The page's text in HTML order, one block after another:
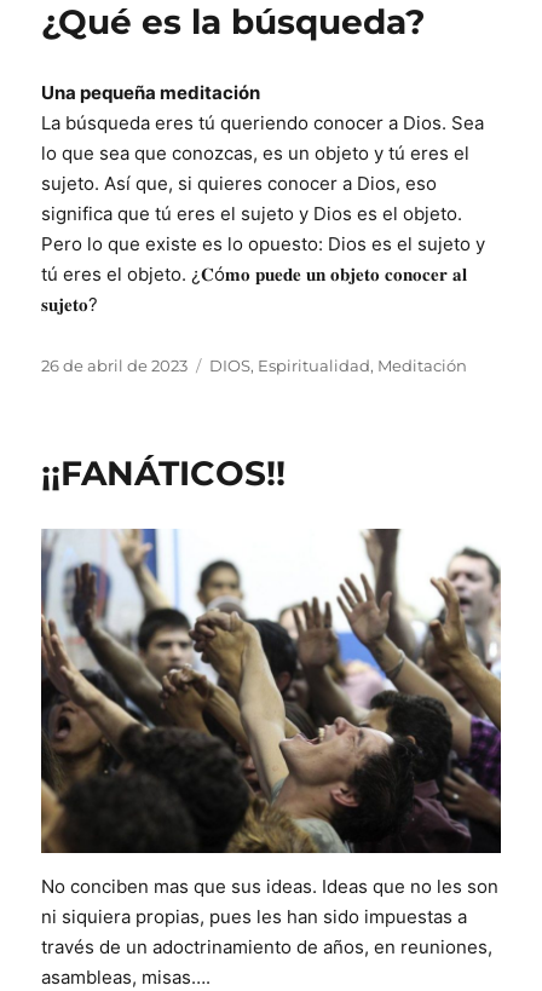
¿Qué es la búsqueda?
Una pequeña meditación
La búsqueda eres tú queriendo conocer a Dios. Sea
lo que sea que conozcas, es un objeto y tú eres el
sujeto. Así que, si quieres conocer a Dios, eso
significa que tú eres el sujeto y Dios es el objeto.
Pero lo que existe es lo opuesto: Dios es el sujeto y
tú eres el objeto. ¿𝐂ó𝐦𝐨 𝐩𝐮𝐞𝐝𝐞 𝐮𝐧 𝐨𝐛𝐣𝐞𝐭𝐨 𝐜𝐨𝐧𝐨𝐜𝐞𝐫 𝐚𝐥
𝐬𝐮𝐣𝐞𝐭𝐨?
Publicado
26 de abril de 2023 Categorías
DIOS, Espiritualidad, Meditación
¡¡FANÁTICOS!!
No conciben mas que sus ideas. Ideas que no les son
ni siquiera propias, pues les han sido impuestas a
través de un adoctrinamiento de años, en reuniones,
asambleas, misas….